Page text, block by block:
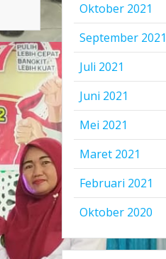
Oktober 2021
September 2021
Juli 2021
Juni 2021
Mei 2021
Maret 2021
Februari 2021
Oktober 2020